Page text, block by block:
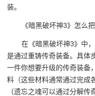
装。
《暗黑破坏神3》怎么
在《暗黑破坏神3》中
是通过重铸传奇装备。具体
一件你想要升级的传奇装备
料（这些材料通常通过完成
（遗忘之魂可以通过分解传